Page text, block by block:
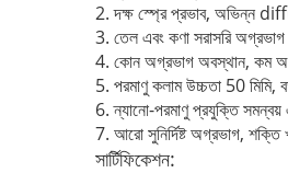
2. দক্ষ স্প্রে প্রভাব, অভিন্ন
3. তেল এবং কণা সরাসরি
4. কোন অগ্রভাগ অবস্থান, কম
5. পরমাণু কলাম উচ্চতা 50 মিমি,
6. ন্যানো-পরমাণু প্রযুক্তি সমন্বয়
7. আরো সুনির্দিষ্ট অগ্রভাগ, শক্তি
সার্টিফিকেশন: